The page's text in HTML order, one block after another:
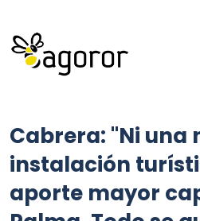
Cabrera: "Ni una
instalación
aporte mayor